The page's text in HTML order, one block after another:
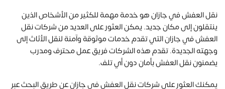
نقل العفش في جازان هو خدمة مهمة للكثير من الأشخاص الذين
ينتقلون إلى مكان جديد. يمكن العثور على العديد من شركات نقل
العفش في جازان التي تقدم خدمات موثوقة وآمنة لنقل الأثاث إلى
وجهته الجديدة. تقدم هذه الشركات فريق عمل محترف ومدرب
يضمنون نقل العفش بأمان دون أي تلف.
يمكنك العثور على شركات نقل العفش في جازان عن طريق البحث عبر